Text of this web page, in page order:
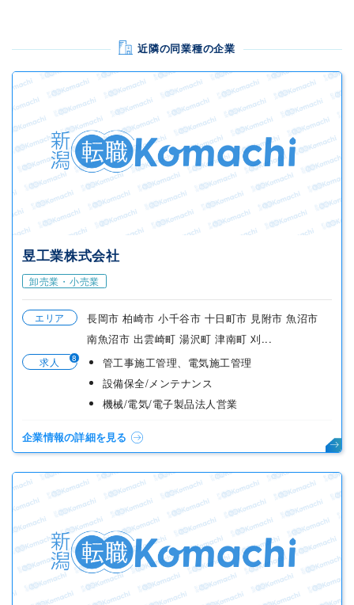
近隣の同業種の企業
昱工業株式会社
卸売業・小売業
エリア
長岡市 柏崎市 小千谷市 十日町市 見附市 魚沼市
南魚沼市 出雲崎町 湯沢町 津南町 刈...
求人 8
管工事施工管理、電気施工管理
設備保全/メンテナンス
機械/電気/電子製品法人営業
企業情報の詳細を見る